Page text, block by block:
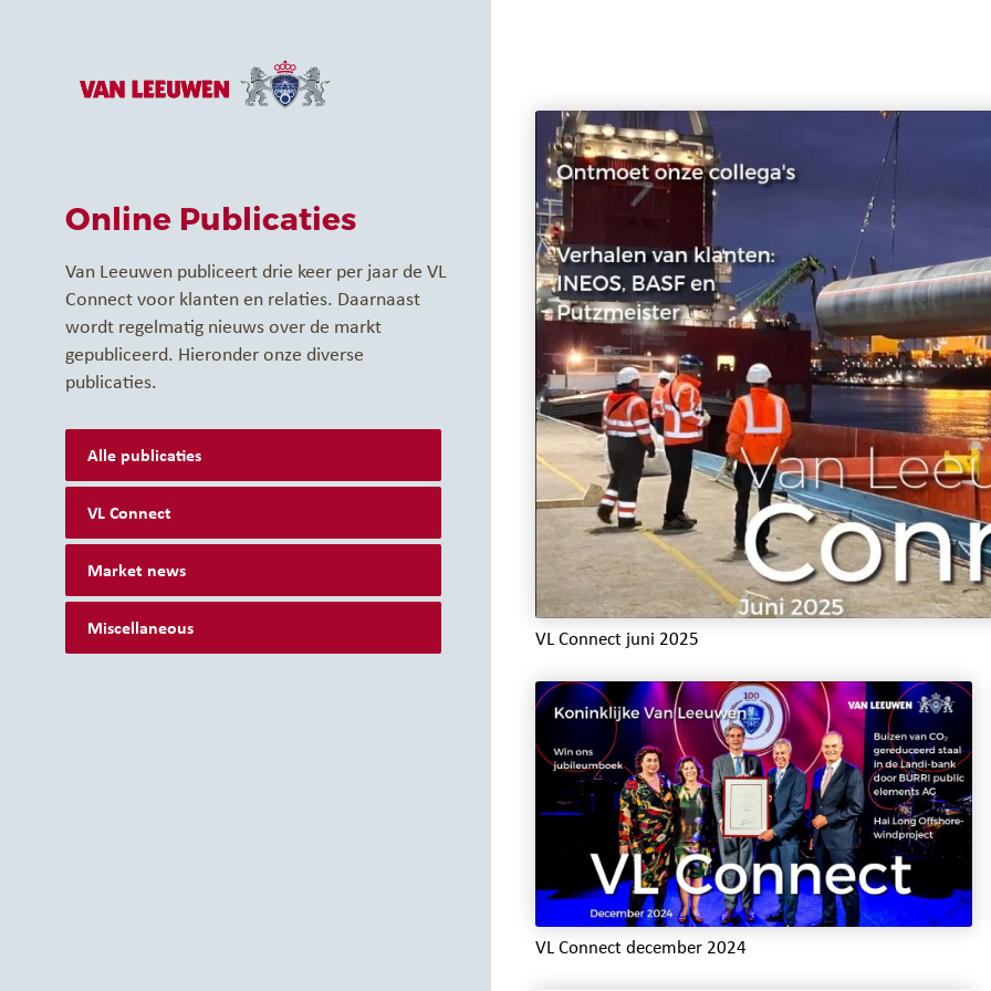
Online Publicaties
Van Leeuwen publiceert drie keer per jaar de VL
Connect voor klanten en relaties. Daarnaast
wordt regelmatig nieuws over de markt
gepubliceerd. Hieronder onze diverse
publicaties.
Alle publicaties
VL Connect
Market news
Miscellaneous VL Connect juni 2025
VL Connect december 2024